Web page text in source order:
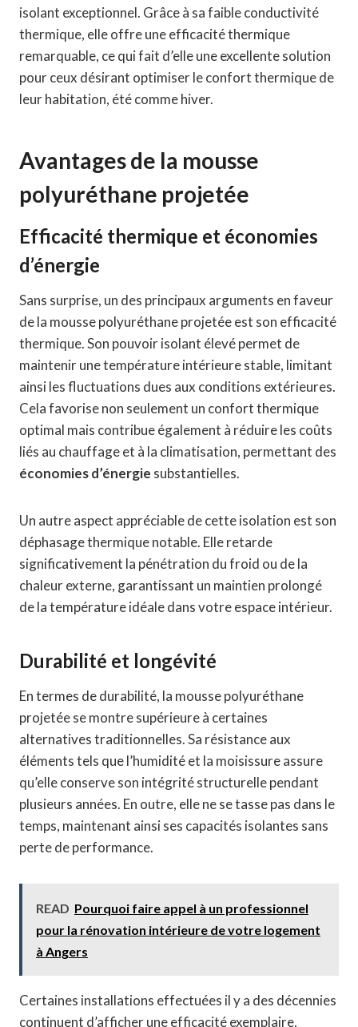
isolant exceptionnel. Grâce à sa faible conductivité
thermique, elle offre une efficacité thermique
remarquable, ce qui fait d’elle une excellente solution
pour ceux désirant optimiser le confort thermique de
leur habitation, été comme hiver.
Avantages de la mousse
polyuréthane projetée
Efficacité thermique et économies
d’énergie
Sans surprise, un des principaux arguments en faveur
de la mousse polyuréthane projetée est son efficacité
thermique. Son pouvoir isolant élevé permet de
maintenir une température intérieure stable, limitant
ainsi les fluctuations dues aux conditions extérieures.
Cela favorise non seulement un confort thermique
optimal mais contribue également à réduire les coûts
liés au chauffage et à la climatisation, permettant des
économies d’énergie substantielles.
Un autre aspect appréciable de cette isolation est son
déphasage thermique notable. Elle retarde
significativement la pénétration du froid ou de la
chaleur externe, garantissant un maintien prolongé
de la température idéale dans votre espace intérieur.
Durabilité et longévité
En termes de durabilité, la mousse polyuréthane
projetée se montre supérieure à certaines
alternatives traditionnelles. Sa résistance aux
éléments tels que l’humidité et la moisissure assure
qu’elle conserve son intégrité structurelle pendant
plusieurs années. En outre, elle ne se tasse pas dans le
temps, maintenant ainsi ses capacités isolantes sans
perte de performance.
READ Pourquoi faire appel à un professionnel
pour la rénovation intérieure de votre logement
à Angers
Certaines installations effectuées il y a des décennies
continuent d’afficher une efficacité exemplaire,